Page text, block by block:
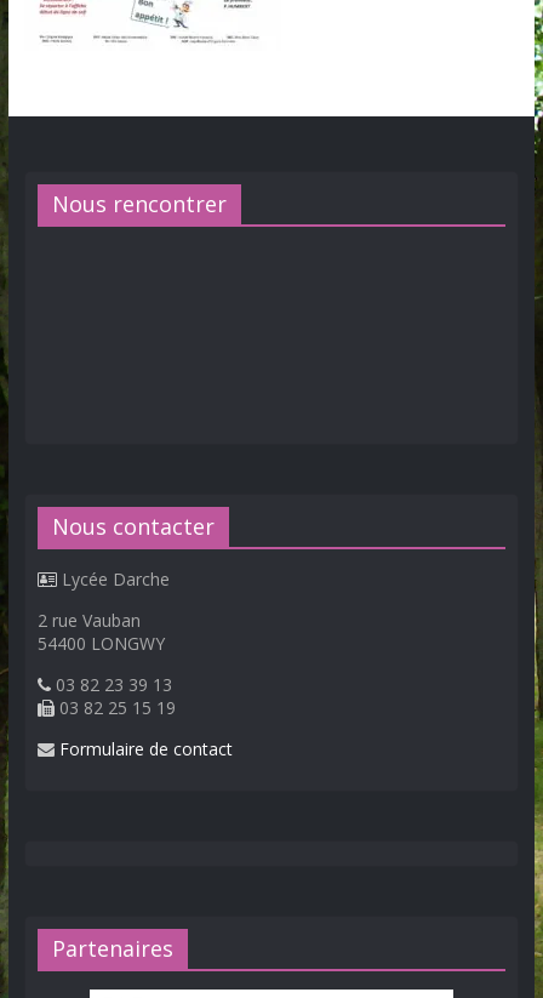
Nous rencontrer
Nous contacter
Lycée Darche
2 rue Vauban
54400 LONGWY
03 82 23 39 13
03 82 25 15 19
Formulaire de contact
Partenaires